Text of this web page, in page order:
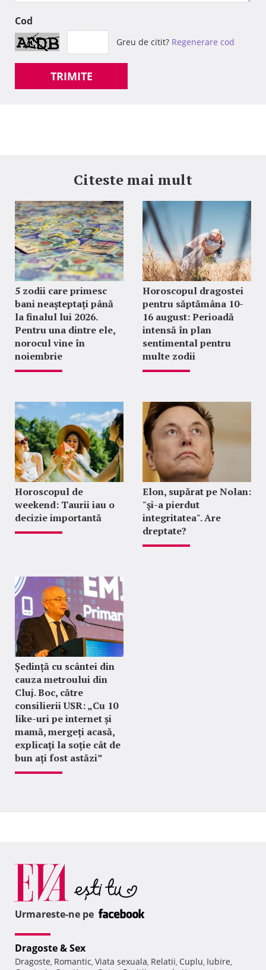
Cod
Greu de citit? Regenerare cod
TRIMITE
Citeste mai mult
5 zodii care primesc
bani neașteptați până
la finalul lui 2026.
Pentru una dintre ele,
norocul vine în
noiembrie
Horoscopul dragostei
pentru săptămâna 10-
16 august: Perioadă
intensă în plan
sentimental pentru
multe zodii
Horoscopul de
weekend: Taurii iau o
decizie importantă
Elon, supărat pe Nolan:
"şi-a pierdut
integritatea". Are
dreptate?
Ședință cu scântei din
cauza metroului din
Cluj. Boc, către
consilierii USR: „Cu 10
like-uri pe internet și
mamă, mergeți acasă,
explicați la soție cât de
bun ați fost astăzi”
Urmareste-ne pe
Dragoste & Sex
Dragoste, Romantic, Viata sexuala, Relatii, Cuplu, Iubire,